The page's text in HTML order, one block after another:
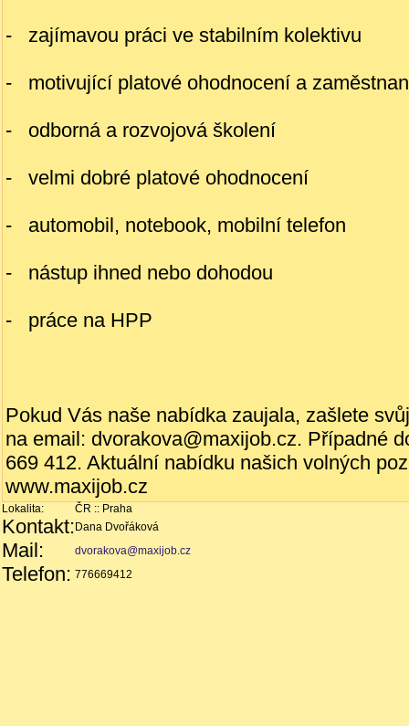
- zajímavou práci ve stabilním kolektivu
- motivující platové ohodnocení a
- odborná a rozvojová školení
- velmi dobré platové ohodnocení
- automobil, notebook, mobilní telefon
- nástup ihned nebo dohodou
- práce na HPP
Pokud Vás naše nabídka zaujala, zašlete
na email: dvorakova@maxijob.cz. Případné
669 412. Aktuální nabídku našich volných
www.maxijob.cz
Lokalita: ČR :: Praha
Kontakt: Dana Dvořáková
Mail: dvorakova@maxijob.cz
Telefon: 776669412